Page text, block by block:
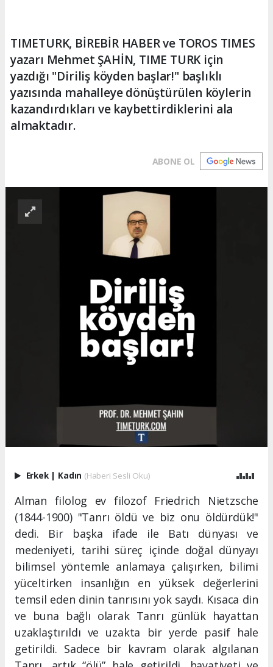
TIMETURK, BİREBİR HABER ve TOROS TIMES
yazarı Mehmet ŞAHİN, TIME TURK için
yazdığı "Diriliş köyden başlar!" başlıklı
yazısında mahalleye dönüştürülen köylerin
kazandırdıkları ve kaybettirdiklerini ala
almaktadır.
ABONE OL
Erkek Kadın (Haberi Sesli Oku)
Alman filolog ev filozof Friedrich Nietzsche
(1844-1900) "Tanrı öldü ve biz onu öldürdük!"
dedi. Bir başka ifade ile Batı dünyası ve
medeniyeti, tarihi süreç içinde doğal dünyayı
bilimsel yöntemle anlamaya çalışırken, bilimi
yüceltirken insanlığın en yüksek değerlerini
temsil eden dinin tanrısını yok saydı. Kısaca din
ve buna bağlı olarak Tanrı günlük hayattan
uzaklaştırıldı ve uzakta bir yerde pasif hale
getirildi. Sadece bir kavram olarak algılanan